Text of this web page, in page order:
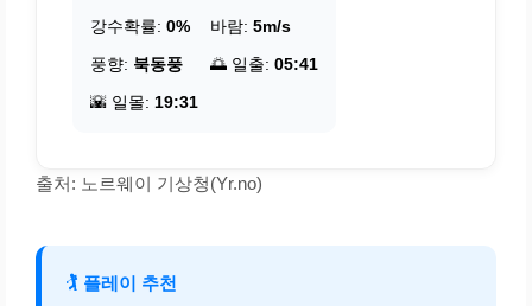
강수확률: 0% 바람: 5m/s
풍향: 북동풍 🌅 일출: 05:41
🌇 일몰: 19:31
출처: 노르웨이 기상청(Yr.no)
🏌️ 플레이 추천